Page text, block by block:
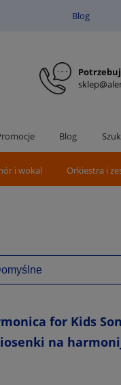
Blog
Blog
i wokal Orkiestra i
for Kids
na